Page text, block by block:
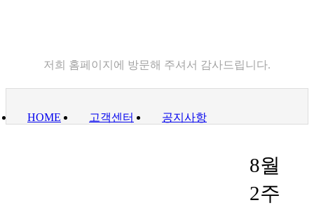
저희 홈페이지에 방문해 주셔서 감사드립니다.
HOME 고객센터 공지사항
8월
2주